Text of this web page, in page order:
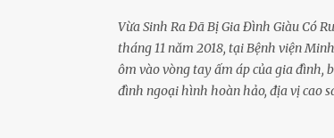
Vừa Sinh Ra Đã Bị Gia Đình Giàu Có
tháng 11 năm 2018, tại Bệnh viện
ôm vào vòng tay ấm áp của gia đình,
đình ngoại hình hoàn hảo, địa vị cao